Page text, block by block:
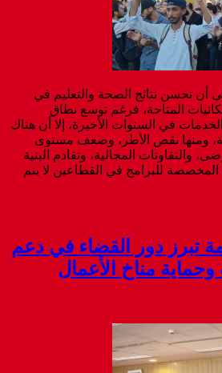
أن تحسن نتائج الصحة والتعليم في
المتاحة، فرغم توسع نطاق
في السنوات الأخيرة، إلا أن هناك
ومنها نقص الأطر، وضعف مستوى
والتفاوتات المجالية، وتقادم البنية
المخصصة للبرامج في القطاعين لا يتم
تبرز دور القضاء في دعم
وحماية مناخ الأعمال